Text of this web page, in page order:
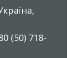
(50) 718-